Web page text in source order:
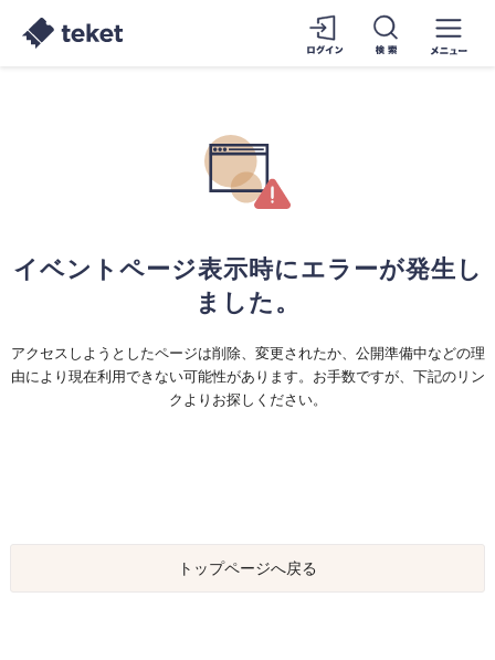
イベントページ表示時にエラーが発生し
ました。
アクセスしようとしたページは削除、変更されたか、公開準備中などの理
由により現在利用できない可能性があります。お手数ですが、下記のリン
クよりお探しください。
トップページへ戻る